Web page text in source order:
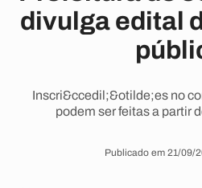
divulga edital
Inscri&ccedil;&otilde;es no
podem ser feitas a partir
Publicado em 21/09/